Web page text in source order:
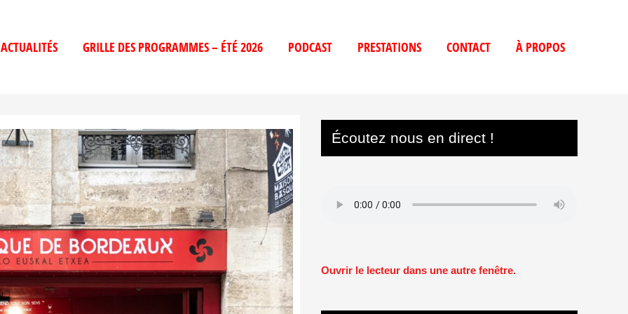
ACTUALITÉS GRILLE DES PROGRAMMES – ÉTÉ 2026 PODCAST PRESTATIONS CONTACT À PROPOS
Écoutez nous en direct !
Ouvrir le lecteur dans une autre fenêtre.